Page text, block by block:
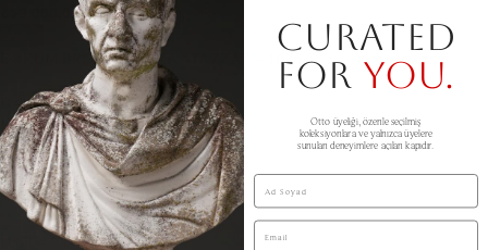
43.000,00
DÖKÜM BRONZ ANTIKA “TAZZA” – 1876
Dekorasyon & Aksesuar
₺56.000,00
Sold
TOLEDO KILIÇ MEKTUP AÇACAĞI
Hediye Fikirleri
CURATED
FOR YOU.
Otto üyeliği, özenle seçilmiş
koleksiyonlara ve yalnızca üyelere
sunulan deneyimlere açılan kapıdır.
Ad Soyad
Email